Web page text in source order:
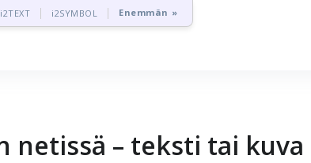
i2TEXT i2SYMBOL Enemmän »
netissä – teksti tai kuva